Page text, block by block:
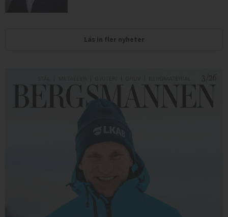
Läs in fler nyheter